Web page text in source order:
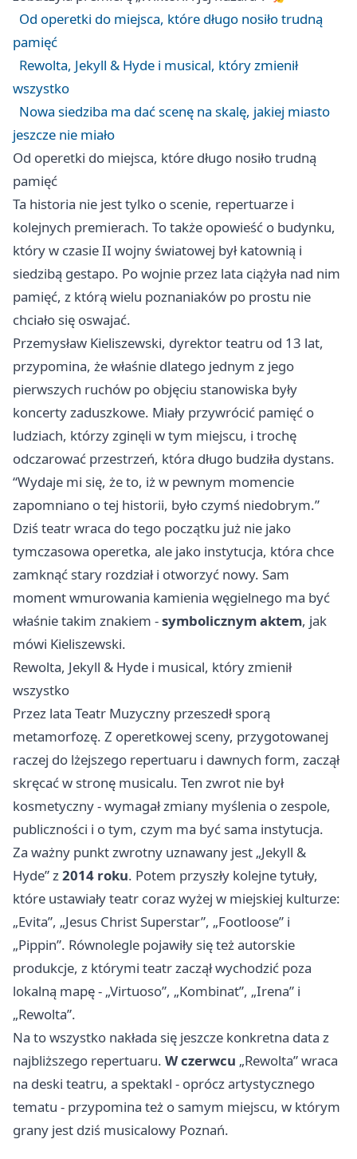
Od operetki do miejsca, które długo nosiło trudną
pamięć
Rewolta, Jekyll & Hyde i musical, który zmienił
wszystko
Nowa siedziba ma dać scenę na skalę, jakiej miasto
jeszcze nie miało
Od operetki do miejsca, które długo nosiło trudną
pamięć
Ta historia nie jest tylko o scenie, repertuarze i
kolejnych premierach. To także opowieść o budynku,
który w czasie II wojny światowej był katownią i
siedzibą gestapo. Po wojnie przez lata ciążyła nad nim
pamięć, z którą wielu poznaniaków po prostu nie
chciało się oswajać.
Przemysław Kieliszewski, dyrektor teatru od 13 lat,
przypomina, że właśnie dlatego jednym z jego
pierwszych ruchów po objęciu stanowiska były
koncerty zaduszkowe. Miały przywrócić pamięć o
ludziach, którzy zginęli w tym miejscu, i trochę
odczarować przestrzeń, która długo budziła dystans.
“Wydaje mi się, że to, iż w pewnym momencie
zapomniano o tej historii, było czymś niedobrym.”
Dziś teatr wraca do tego początku już nie jako
tymczasowa operetka, ale jako instytucja, która chce
zamknąć stary rozdział i otworzyć nowy. Sam
moment wmurowania kamienia węgielnego ma być
właśnie takim znakiem -symbolicznym aktem, jak
mówi Kieliszewski.
Rewolta, Jekyll & Hyde i musical, który zmienił
wszystko
Przez lata Teatr Muzyczny przeszedł sporą
metamorfozę. Z operetkowej sceny, przygotowanej
raczej do lżejszego repertuaru i dawnych form, zaczął
skręcać w stronę musicalu. Ten zwrot nie był
kosmetyczny - wymagał zmiany myślenia o zespole,
publiczności i o tym, czym ma być sama instytucja.
Za ważny punkt zwrotny uznawany jest „Jekyll &
Hyde” z2014 roku. Potem przyszły kolejne tytuły,
które ustawiały teatr coraz wyżej w miejskiej kulturze:
„Evita”, „Jesus Christ Superstar”, „Footloose” i
„Pippin”. Równolegle pojawiły się też autorskie
produkcje, z którymi teatr zaczął wychodzić poza
lokalną mapę - „Virtuoso”, „Kombinat”, „Irena” i
„Rewolta”.
Na to wszystko nakłada się jeszcze konkretna data z
najbliższego repertuaru. W czerwcu „Rewolta” wraca
na deski teatru, a spektakl - oprócz artystycznego
tematu - przypomina też o samym miejscu, w którym
grany jest dziś musicalowy Poznań.